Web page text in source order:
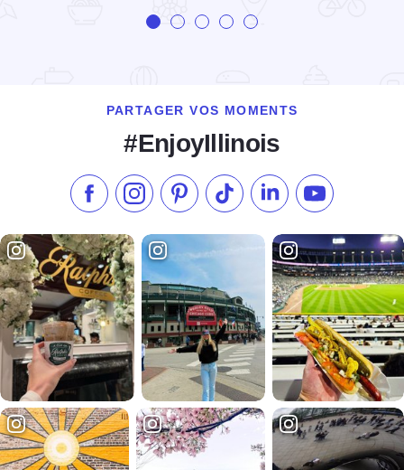
PARTAGER VOS MOMENTS
#EnjoyIllinois
Aimez-nous sur Facebook
Suivez-nous sur Instagram
Consultez notre Pinterest
Suivez-nous sur TikTok
Suivez-nous sur
S'abonner à